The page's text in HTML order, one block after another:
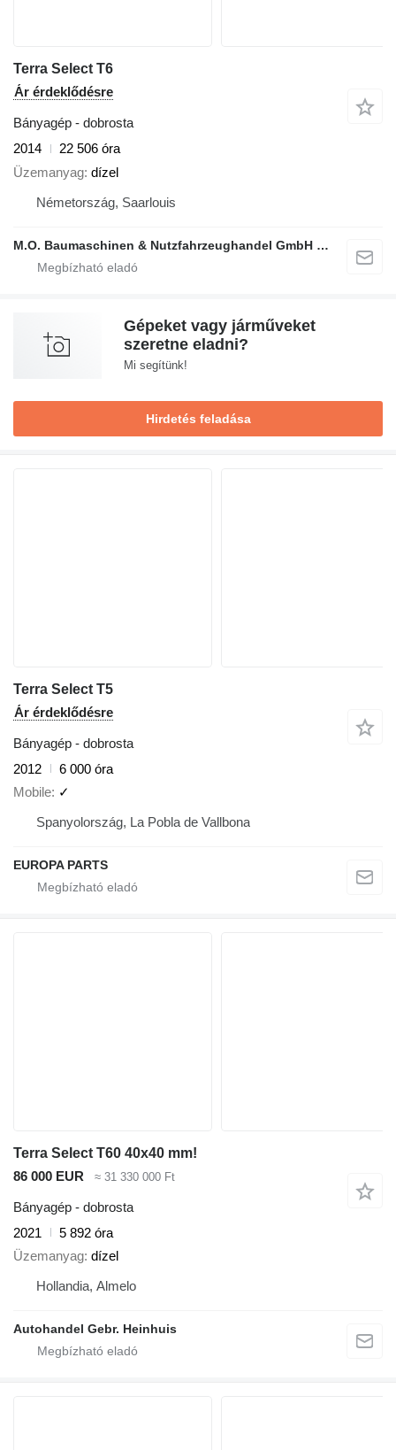
Terra Select T6
Ár érdeklődésre
Bányagép - dobrosta
2014
22 506 óra
Üzemanyag dízel
Németország, Saarlouis
M.O. Baumaschinen & Nutzfahrzeughandel GmbH & CO.
Gépeket vagy járműveket
szeretne eladni?
Mi segítünk!
Hirdetés feladása
Terra Select T5
Ár érdeklődésre
Bányagép - dobrosta
2012
6 000 óra
Mobile ✓
Spanyolország, La Pobla de Vallbona
EUROPA PARTS
Terra Select T60 40x40 mm!
86 000 EUR
≈ 31 330 000 Ft
Bányagép - dobrosta
2021
5 892 óra
Üzemanyag dízel
Hollandia, Almelo
Autohandel Gebr. Heinhuis